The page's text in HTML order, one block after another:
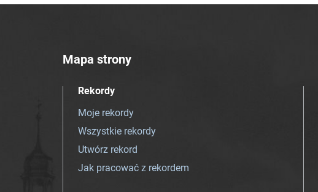
Mapa strony
Rekordy
Moje rekordy
Wszystkie rekordy
Utwórz rekord
Jak pracować z rekordem